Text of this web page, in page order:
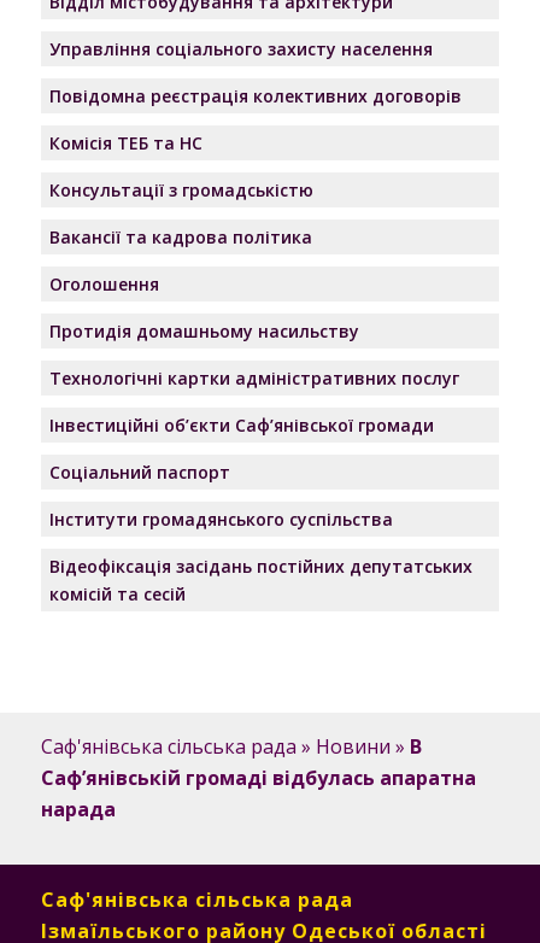
Управління соціального захисту населення
Повідомна реєстрація колективних договорів
Комісія ТЕБ та НС
Консультації з громадськістю
Вакансії та кадрова політика
Оголошення
Протидія домашньому насильству
Технологічні картки адміністративних послуг
Інвестиційні об’єкти Саф’янівської громади
Соціальний паспорт
Інститути громадянського суспільства
Відеофіксація засідань постійних депутатських
комісій та сесій
Саф'янівська сільська рада » Новини » В
Саф’янівській громаді відбулась апаратна
нарада
Саф'янівська сільська рада
Ізмаїльського району Одеської області